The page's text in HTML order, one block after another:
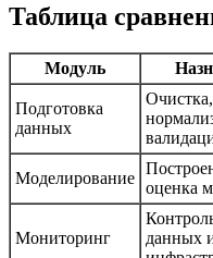
Таблица
Модуль
Подготовка
данных
Очистка,
Моделирование
оценка
Мониторинг
данных